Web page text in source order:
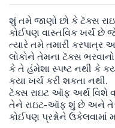
શું તમે જાણો છો કે ટૅક્સ
કોઈપણ વાસ્તવિક ખર્ચ છે
ત્યારે તમે તમારી કરપાત્ર
લોકોને તેમના ટૅક્સ
કે તે હંમેશા સ્પષ્ટ નથી કે
કયા ખર્ચ કરી શકતા નથી.
ટૅક્સ રાઇટ ઑફ અર્થ વિશે
તેને રાઇટ-ઑફ શું છે અને તેઓ
કોઈપણ પ્રશ્નોને